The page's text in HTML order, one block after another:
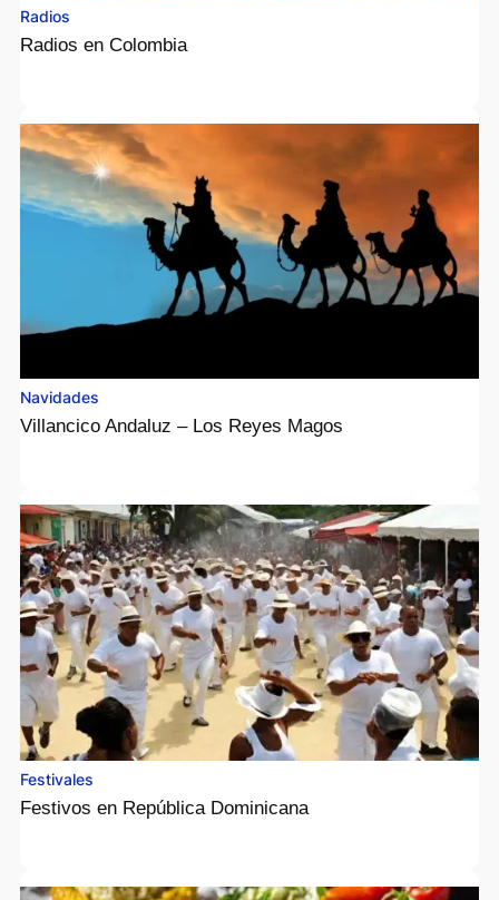
Radios
Radios en Colombia
Navidades
Villancico Andaluz – Los Reyes Magos
Festivales
Festivos en República Dominicana